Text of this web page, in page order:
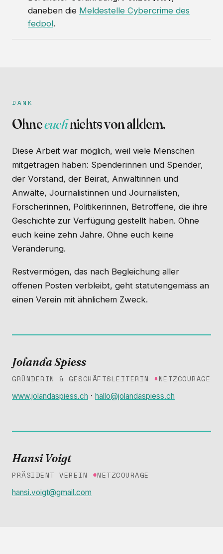
daneben die Meldestelle Cybercrime des
fedpol.
DANK
Ohneeuchnichts von alldem.
Diese Arbeit war möglich, weil viele Menschen
mitgetragen haben: Spenderinnen und Spender,
der Vorstand, der Beirat, Anwältinnen und
Anwälte, Journalistinnen und Journalisten,
Forscherinnen, Politikerinnen, Betroffene, die ihre
Geschichte zur Verfügung gestellt haben. Ohne
euch keine zehn Jahre. Ohne euch keine
Veränderung.
Restvermögen, das nach Begleichung aller
offenen Posten verbleibt, geht statutengemäss an
einen Verein mit ähnlichem Zweck.
Jolanda Spiess
GRÜNDERIN & GESCHÄFTSLEITERIN #NETZCOURAGE
www.jolandaspiess.ch · hallo@jolandaspiess.ch
Hansi Voigt
PRÄSIDENT VEREIN #NETZCOURAGE
hansi.voigt@gmail.com